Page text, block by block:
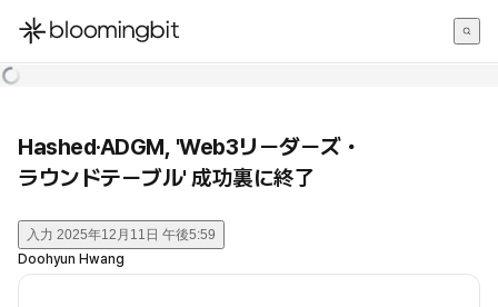
한국어
Hashed·ADGM, 'Web3リーダーズ・
ラウンドテーブル' 成功裏に終了
入力 2025年12月11日 午後5:59
Doohyun Hwang